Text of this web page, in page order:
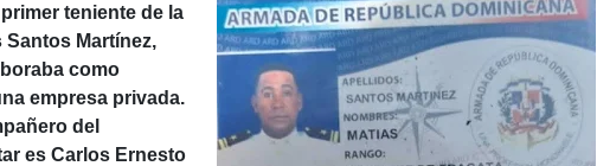
teniente de la
Santos Martínez,
como
empresa privada.
del
es Carlos Ernesto